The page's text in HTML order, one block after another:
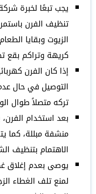
يجب تبعًا لخبرة
تنظيف الفرن
الزيوت وبقايا
كريهة وتراكم بقع
إذا كان الفرن
التوصيل في حال
تركه متصلاً طوال
بعد استخدام
منشفة مبللة، كما
الاهتمام بتنظيف
يوصى بعدم إغلاق
لمنع تلف الغطاء